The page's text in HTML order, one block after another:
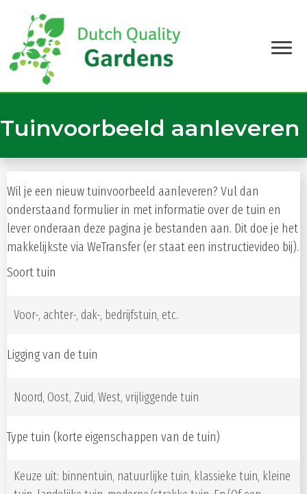
Tuinvoorbeeld aanleveren
Wil je een nieuw tuinvoorbeeld aanleveren? Vul dan
onderstaand formulier in met informatie over de tuin en
lever onderaan deze pagina je bestanden aan. Dit doe je het
makkelijkste via WeTransfer (er staat een instructievideo bij).
Soort tuin
Ligging van de tuin
Type tuin (korte eigenschappen van de tuin)